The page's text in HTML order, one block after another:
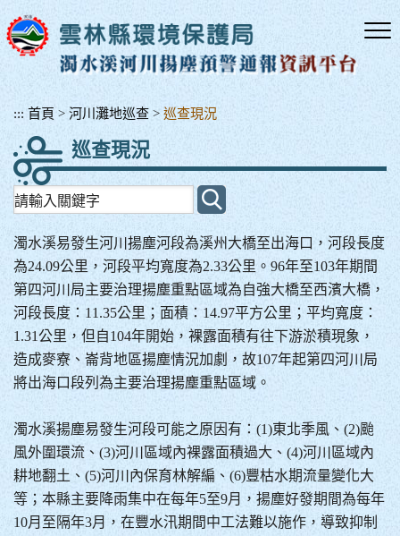
到
主
::: 首頁 > 河川灘地巡查 > 巡查現況
巡查現況
濁水溪易發生河川揚塵河段為溪州大橋至出海口，河段長度
為24.09公里，河段平均寬度為2.33公里。96年至103年期間
第四河川局主要治理揚塵重點區域為自強大橋至西濱大橋，
河段長度：11.35公里；面積：14.97平方公里；平均寬度：
1.31公里，但自104年開始，裸露面積有往下游淤積現象，
造成麥寮、崙背地區揚塵情況加劇，故107年起第四河川局
將出海口段列為主要治理揚塵重點區域。
濁水溪揚塵易發生河段可能之原因有：(1)東北季風、(2)颱
風外圍環流、(3)河川區域內裸露面積過大、(4)河川區域內
耕地翻土、(5)河川內保育林解編、(6)豐枯水期流量變化大
等；本縣主要降雨集中在每年5至9月，揚塵好發期間為每年
10月至隔年3月，在豐水汛期間中工法難以施作，導致抑制